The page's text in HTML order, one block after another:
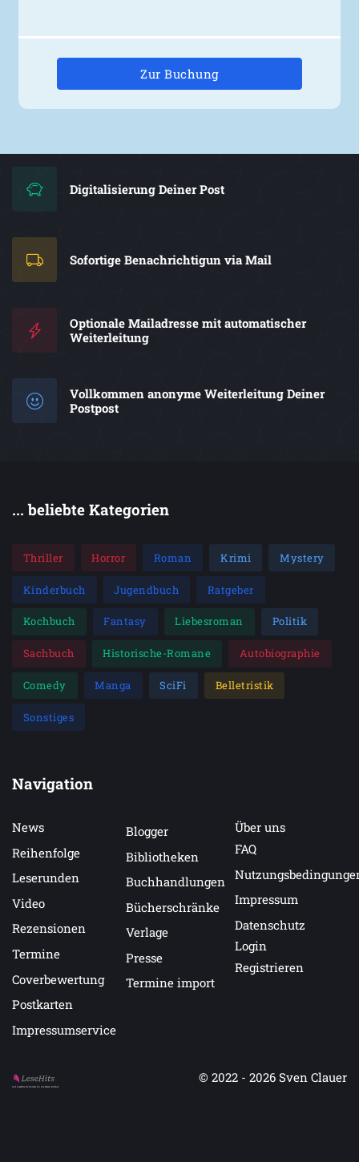
Zur Buchung
Digitalisierung Deiner Post
Sofortige Benachrichtigun via Mail
Optionale Mailadresse mit automatischer
Weiterleitung
Vollkommen anonyme Weiterleitung Deiner
Postpost
... beliebte Kategorien
Thriller Horror Roman Krimi Mystery
Kinderbuch Jugendbuch Ratgeber
Kochbuch Fantasy Liebesroman Politik
Sachbuch Historische-Romane Autobiographie
Comedy Manga SciFi Belletristik
Sonstiges
Navigation
News
Reihenfolge
Leserunden
Video
Rezensionen
Termine
Coverbewertung
Postkarten
Impressumservice
Blogger
Bibliotheken
Buchhandlungen
Bücherschränke
Verlage
Presse
Termine import
Über uns
FAQ
Impressum
Datenschutz
Login
Registrieren
Auf LeseHits.de findest Du die besten Bücher.
© 2022 - 2026 Sven Clauer